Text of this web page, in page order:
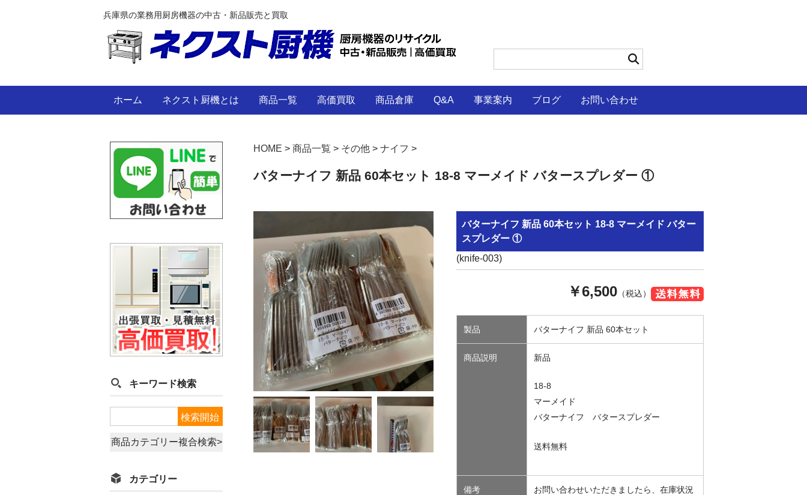
兵庫県の業務用厨房機器の中古・新品販売と買取
ホーム ネクスト厨機とは 商品一覧 高価買取 商品倉庫 Q&A 事業案内 ブログ お問い合わせ
HOME > 商品一覧 > その他 > ナイフ >
バターナイフ 新品 60本セット 18-8 マーメイド バタースプレダー ①
バターナイフ 新品 60本セット 18-8 マーメイド バター
スプレダー ①
(knife-003)
￥6,500 （税込）
製品 バターナイフ 新品 60本セット
商品説明 新品
18-8
マーメイド
バターナイフ バタースプレダー
送料無料
備考
お問い合わせいただきましたら、在庫状況
キーワード検索
商品カテゴリー複合検索>
カテゴリー